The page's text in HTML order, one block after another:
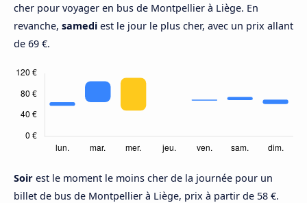
cher pour voyager en bus de Montpellier à Liège. En
revanche, samedi est le jour le plus cher, avec un prix allant
de 69 €.
Soir est le moment le moins cher de la journée pour un
billet de bus de Montpellier à Liège, prix à partir de 58 €.